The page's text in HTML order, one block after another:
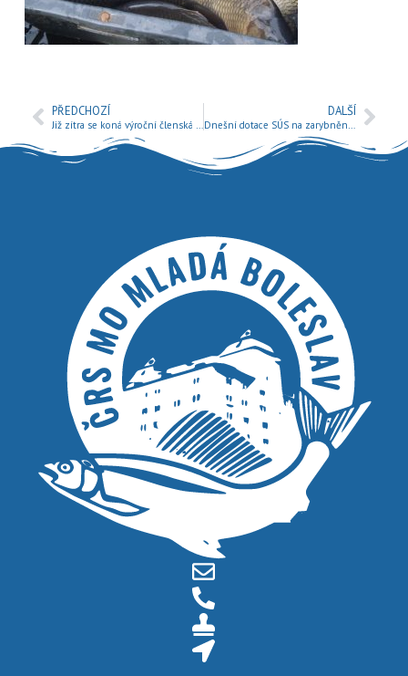
PŘEDCHOZÍ
Již zítra se koná výroční členská schůze
DALŠÍ
Dnešní dotace SÚS na zarybnění Jizery 4